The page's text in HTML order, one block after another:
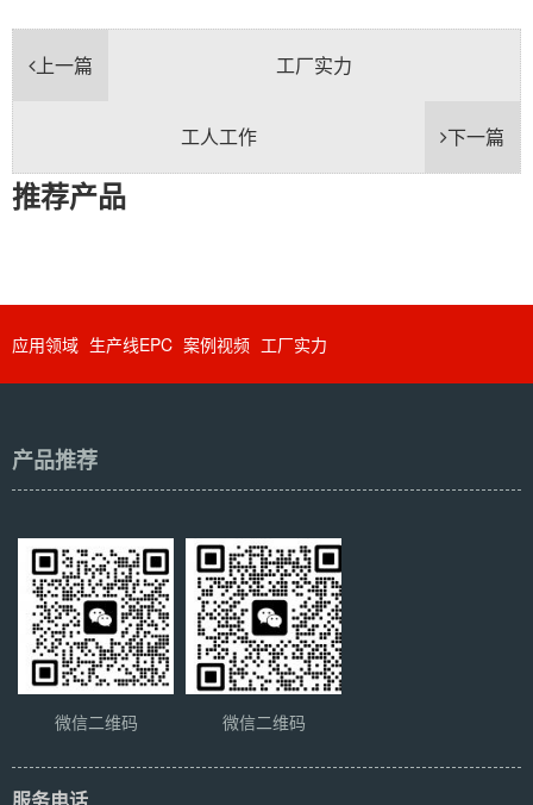
上一篇 工厂实力
下一篇
工人工作
推荐产品
应用领域 生产线EPC 案例视频 工厂实力
产品推荐
微信二维码 微信二维码